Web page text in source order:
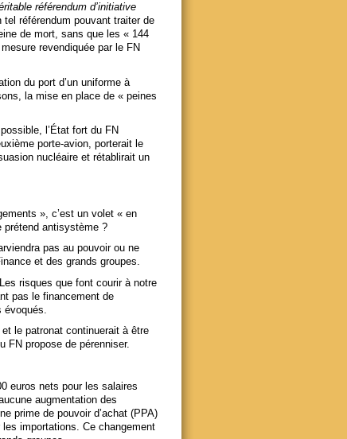
référendum d’initiative
tel référendum pouvant traiter de
de mort, sans que les « 144
revendiquée par le FN
du port d’un uniforme à
la mise en place de « peines
l’État fort du FN
porte-avion, porterait le
nucléaire et rétablirait un
», c’est un volet « en
prétend antisystème ?
pas au pouvoir ou ne
et des grands groupes.
risques que font courir à notre
pas le financement de
le patronat continuerait à être
FN propose de pérenniser.
euros nets pour les salaires
augmentation des
prime de pouvoir d’achat (PPA)
importations. Ce changement